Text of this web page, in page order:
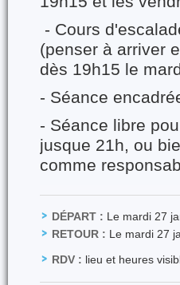
- Cours
(penser à arriver
dès 19h15 le
- Séance
- Séance libre
jusque 21h, ou
comme
DÉPART : Le mardi 27
RETOUR : Le mardi 27
RDV : lieu et heures